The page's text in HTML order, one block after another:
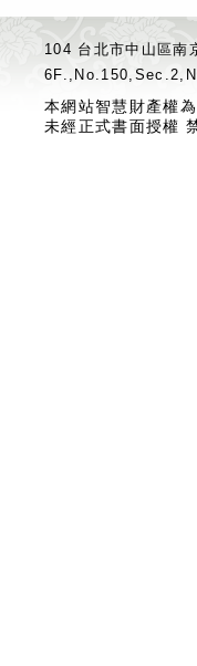
104 台北市中山區
本網站智慧財產權
未經正式書面授權